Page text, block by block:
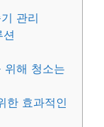
관리
위해 청소는
한 효과적인